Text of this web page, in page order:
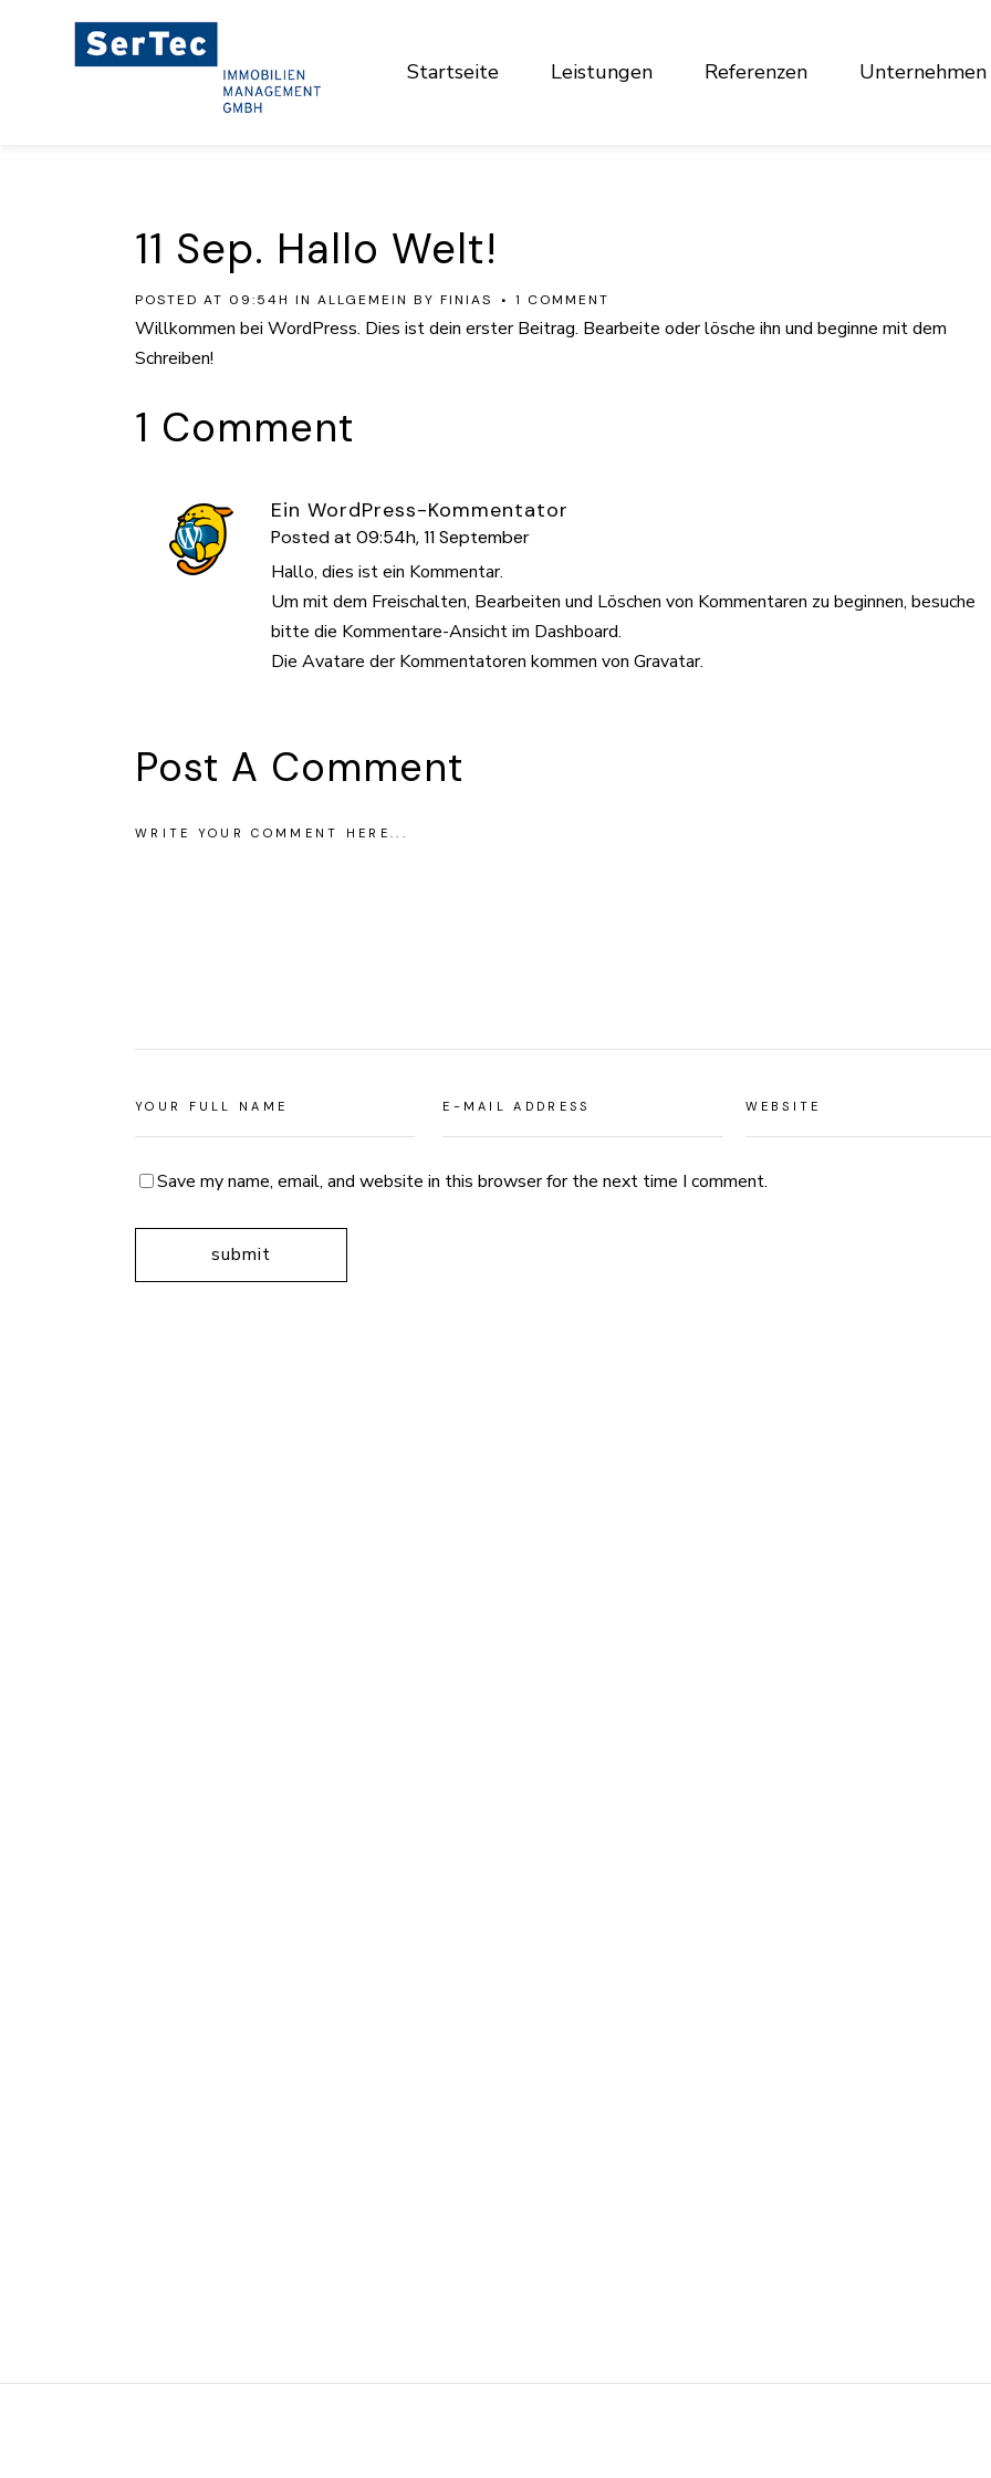
Startseite Leistungen Referenzen Unternehmen
11 Sep. Hallo Welt!
POSTED AT 09:54H IN ALLGEMEIN BY FINIAS 1 COMMENT
Willkommen bei WordPress. Dies ist dein erster Beitrag. Bearbeite oder lösche ihn und beginne mit dem
Schreiben!
1 Comment
Ein WordPress-Kommentator
Posted at 09:54h, 11 September
Hallo, dies ist ein Kommentar.
Um mit dem Freischalten, Bearbeiten und Löschen von Kommentaren zu beginnen, besuche
bitte die Kommentare-Ansicht im Dashboard.
Die Avatare der Kommentatoren kommen von Gravatar.
Post A Comment
Save my name, email, and website in this browser for the next time I comment.